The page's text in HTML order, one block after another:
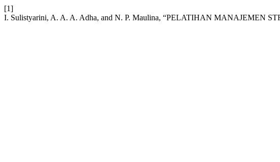
[1]
I. Sulistyarini, A. A. A. Adha, and N. P. Maulina, “PELATIHAN MANAJEMEN